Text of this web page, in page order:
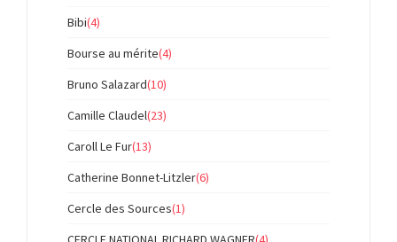
Bibi(4)
Bourse au mérite(4)
Bruno Salazard(10)
Camille Claudel(23)
Caroll Le Fur(13)
Catherine Bonnet-Litzler(6)
Cercle des Sources(1)